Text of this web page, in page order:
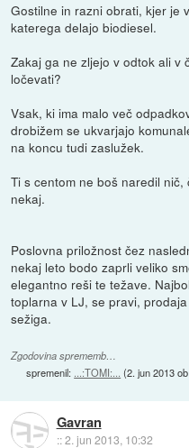
Gostilne in razni obrati, kjer je
katerega delajo biodiesel.
Zakaj ga ne zljejo v odtok ali v
ločevati?
Vsak, ki ima malo več
drobižem se ukvarjajo
na koncu tudi zaslužek.
Ti s centom ne boš naredil
nekaj.
Poslovna priložnost čez
nekaj leto bodo zaprli veliko
elegantno reši te težave.
toplarna v LJ, se pravi,
sežiga.
Zgodovina sprememb…
spremenil: ...:TOMI:... (2. jun 2013
Gavran
::2. jun 2013, 10:32